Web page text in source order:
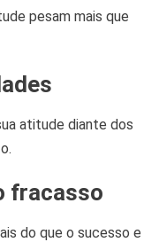
pesam mais que
atitude diante dos
fracasso
do que o sucesso e